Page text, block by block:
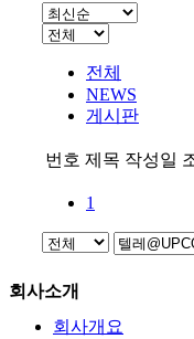
전체
NEWS
게시판
번호 제목 작성일
1
회사소개
회사개요